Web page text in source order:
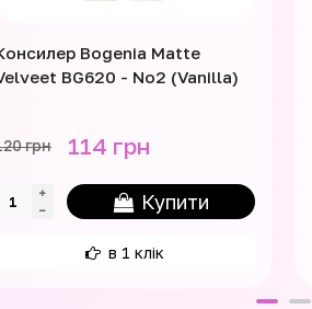
Bogenia Matte
BG620 - No2 (Vanilla)
грн 114 грн
Купити
в 1 клік